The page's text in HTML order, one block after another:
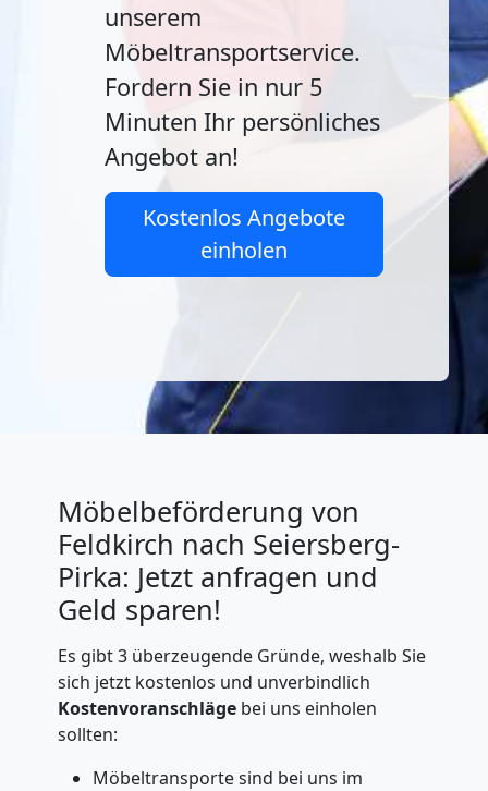
unserem
Möbeltransportservice.
Fordern Sie in nur 5
Minuten Ihr persönliches
Angebot an!
Kostenlos Angebote
einholen
Möbelbeförderung von
Feldkirch nach Seiersberg-
Pirka: Jetzt anfragen und
Geld sparen!
Es gibt 3 überzeugende Gründe, weshalb Sie
sich jetzt kostenlos und unverbindlich
Kostenvoranschlägebei uns einholen
sollten:
Möbeltransporte sind bei uns im